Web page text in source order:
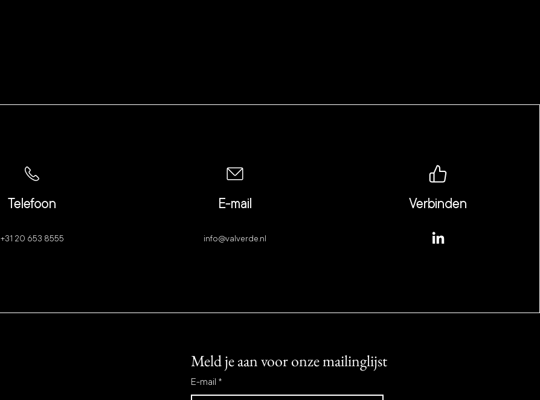
Telefoon
+31 20 653 8555
E-mail
info@valverde.nl
Verbinden
Meld je aan voor onze mailinglijst
E-mail *